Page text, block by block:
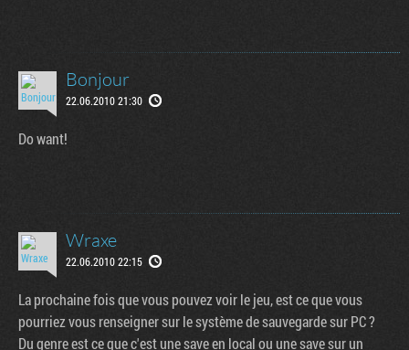
Bonjour
22.06.2010 21:30
Do want!
Wraxe
22.06.2010 22:15
La prochaine fois que vous pouvez voir le jeu, est ce que vous
pourriez vous renseigner sur le système de sauvegarde sur PC ?
Du genre est ce que c'est une save en local ou une save sur un